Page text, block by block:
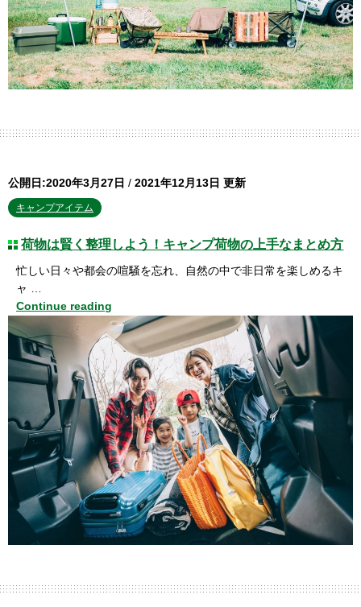
公開日:2020年3月27日 / 2021年12月13日 更新
キャンプアイテム
荷物は賢く整理しよう！キャンプ荷物の上手なまとめ方
忙しい日々や都会の喧騒を忘れ、自然の中で非日常を楽しめるキ
ャ …
Continue reading